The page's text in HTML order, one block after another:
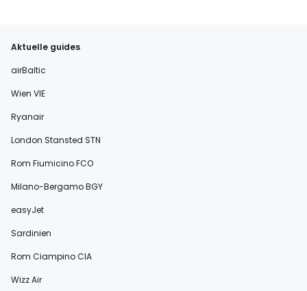
Aktuelle guides
airBaltic
Wien VIE
Ryanair
London Stansted STN
Rom Fiumicino FCO
Milano-Bergamo BGY
easyJet
Sardinien
Rom Ciampino CIA
Wizz Air